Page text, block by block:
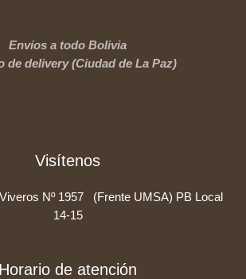
Envíos a todo Bolivia
de delivery (Ciudad de La Paz)
Visítenos
Nº 1957 (Frente UMSA) PB Local
14-15
Horario de atención